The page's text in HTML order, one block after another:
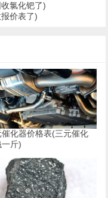
氯化钯了)
价表了)
催化器价格表(三元催化
一斤)